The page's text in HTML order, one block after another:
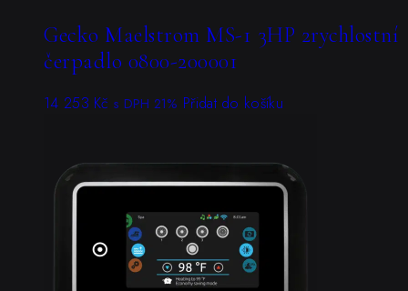
Gecko Maelstrom MS-1 3HP 2rychlostní
čerpadlo 0800-200001
14 253 Kč s DPH 21% Přidat do košíku